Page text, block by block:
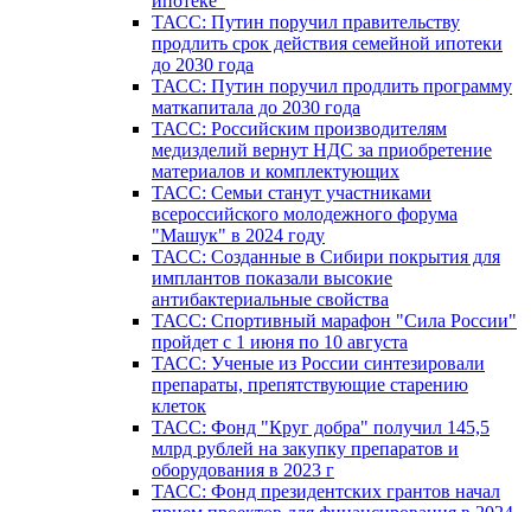
ТАСС: Путин поручил правительству
продлить срок действия семейной ипотеки
до 2030 года
ТАСС: Путин поручил продлить программу
маткапитала до 2030 года
ТАСС: Российским производителям
медизделий вернут НДС за приобретение
материалов и комплектующих
ТАСС: Семьи станут участниками
всероссийского молодежного форума
"Машук" в 2024 году
ТАСС: Созданные в Сибири покрытия для
имплантов показали высокие
антибактериальные свойства
ТАСС: Спортивный марафон "Сила России"
пройдет с 1 июня по 10 августа
ТАСС: Ученые из России синтезировали
препараты, препятствующие старению
клеток
ТАСС: Фонд "Круг добра" получил 145,5
млрд рублей на закупку препаратов и
оборудования в 2023 г
ТАСС: Фонд президентских грантов начал